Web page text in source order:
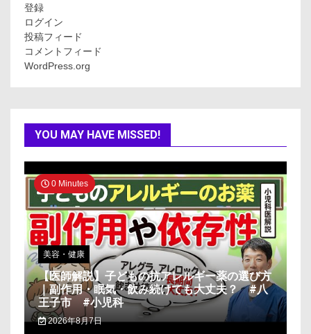
登録
ログイン
投稿フィード
コメントフィード
WordPress.org
YOU MAY HAVE MISSED!
0 Minutes
美容・健康
【医師解説】子どもの抗アレルギー薬の選び方
｜副作用・眠気・飲み続けても大丈夫？ #八
王子市 #小児科
2026年8月7日